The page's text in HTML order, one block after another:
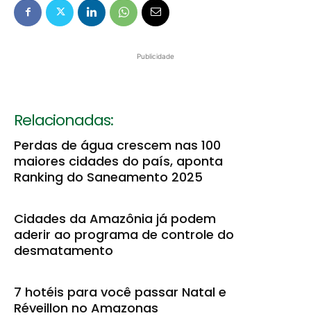
Publicidade
Relacionadas:
Perdas de água crescem nas 100
maiores cidades do país, aponta
Ranking do Saneamento 2025
Cidades da Amazônia já podem
aderir ao programa de controle do
desmatamento
7 hotéis para você passar Natal e
Réveillon no Amazonas